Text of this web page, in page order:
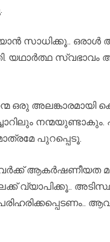
സാധിക്കൂ..
യഥാര്‍ത്ഥ
ഒരു അലങ്കാരമായി
നന്മയുണ്ടാകും.
പുറപ്പെടൂ.
ആകര്‍ഷണീയത
വ്യാപിക്കൂ..